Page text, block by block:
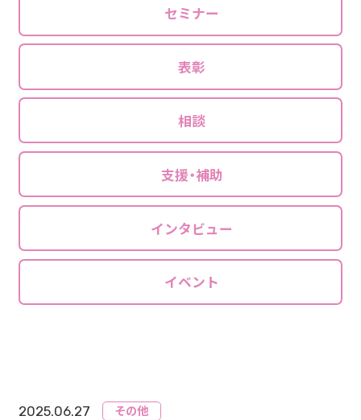
セミナー
表彰
相談
支援・補助
インタビュー
イベント
2025.06.27 その他